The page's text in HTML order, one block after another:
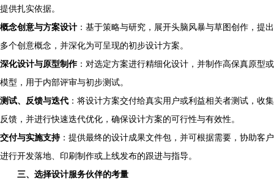
提供扎实依据。
概念创意与方案设计 ：基于策略与研究，展开头脑风暴与草图创作，提出
多个创意概念，并深化为可呈现的初步设计方案。
深化设计与原型制作：对选定方案进行精细化设计，并制作高保真原型或
模型，用于内部评审与初步测试。
测试、反馈与迭代 ：将设计方案交付给真实用户或利益相关者测试，收集
反馈，并进行快速迭代优化，确保设计方案的可行性与有效性。
交付与实施支持：提供最终的设计成果文件包，并可根据需要，协助客户
进行开发落地、印刷制作或上线发布的跟进与指导。
三、选择设计服务伙伴的考量